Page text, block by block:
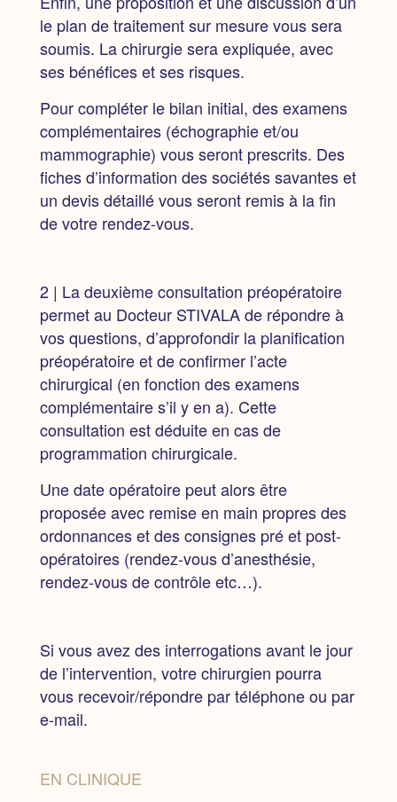
le plan de traitement sur mesure vous sera
soumis. La chirurgie sera expliquée, avec
ses bénéfices et ses risques.
Pour compléter le bilan initial, des examens
complémentaires (échographie et/ou
mammographie) vous seront prescrits. Des
fiches d’information des sociétés savantes et
un devis détaillé vous seront remis à la fin
de votre rendez-vous.
2 | La deuxième consultation préopératoire
permet au Docteur STIVALA de répondre à
vos questions, d’approfondir la planification
préopératoire et de confirmer l’acte
chirurgical (en fonction des examens
complémentaire s’il y en a). Cette
consultation est déduite en cas de
programmation chirurgicale.
Une date opératoire peut alors être
proposéeavec remise en main propres des
ordonnances et des consignes pré et post-
opératoires (rendez-vous d’anesthésie,
rendez-vous de contrôle etc…).
Si vous avez des interrogations avant le jour
de l’intervention, votre chirurgien pourra
vous recevoir/répondre par téléphone ou par
e-mail.
EN CLINIQUE